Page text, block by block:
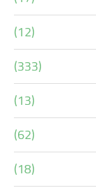
(12)
(333)
(13)
(62)
(18)